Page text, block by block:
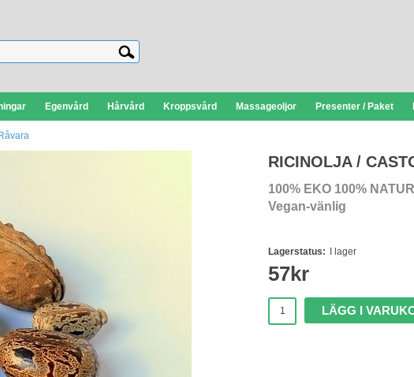
Egenvård Hårvård Kroppsvård Massageoljor Presenter / Paket
RICINOLJA /
100% EKO 100%
Vegan-vänlig
Lagerstatus: I lager
57kr
LÄGG I